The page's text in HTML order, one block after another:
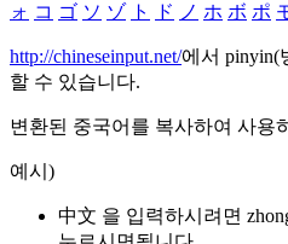
ォ コ ゴ ソ ゾ ト ド ノ ホ ボ ポ
http://chineseinput.net/에서 pinyin(
할 수 있습니다.
변환된 중국어를 복사하여 사용
예시)
中文 을 입력하시려면